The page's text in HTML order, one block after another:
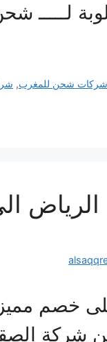
شركات شحن للمغرب,
خصم
شركة